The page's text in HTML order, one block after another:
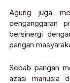
Agung juga
penganggaran
bersinergi
pangan
Sebab pangan
azasi manusia